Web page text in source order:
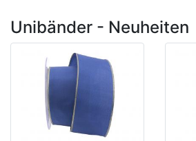
Unibänder - Neuheiten